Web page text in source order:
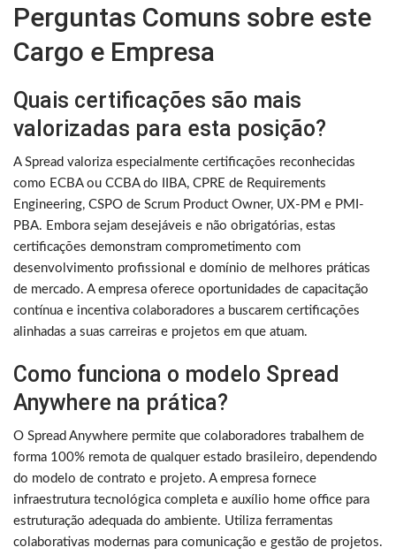
Perguntas Comuns sobre este
Cargo e Empresa
Quais certificações são mais
valorizadas para esta posição?
A Spread valoriza especialmente certificações reconhecidas
como ECBA ou CCBA do IIBA, CPRE de Requirements
Engineering, CSPO de Scrum Product Owner, UX-PM e PMI-
PBA. Embora sejam desejáveis e não obrigatórias, estas
certificações demonstram comprometimento com
desenvolvimento profissional e domínio de melhores práticas
de mercado. A empresa oferece oportunidades de capacitação
contínua e incentiva colaboradores a buscarem certificações
alinhadas a suas carreiras e projetos em que atuam.
Como funciona o modelo Spread
Anywhere na prática?
O Spread Anywhere permite que colaboradores trabalhem de
forma 100% remota de qualquer estado brasileiro, dependendo
do modelo de contrato e projeto. A empresa fornece
infraestrutura tecnológica completa e auxílio home office para
estruturação adequada do ambiente. Utiliza ferramentas
colaborativas modernas para comunicação e gestão de projetos.